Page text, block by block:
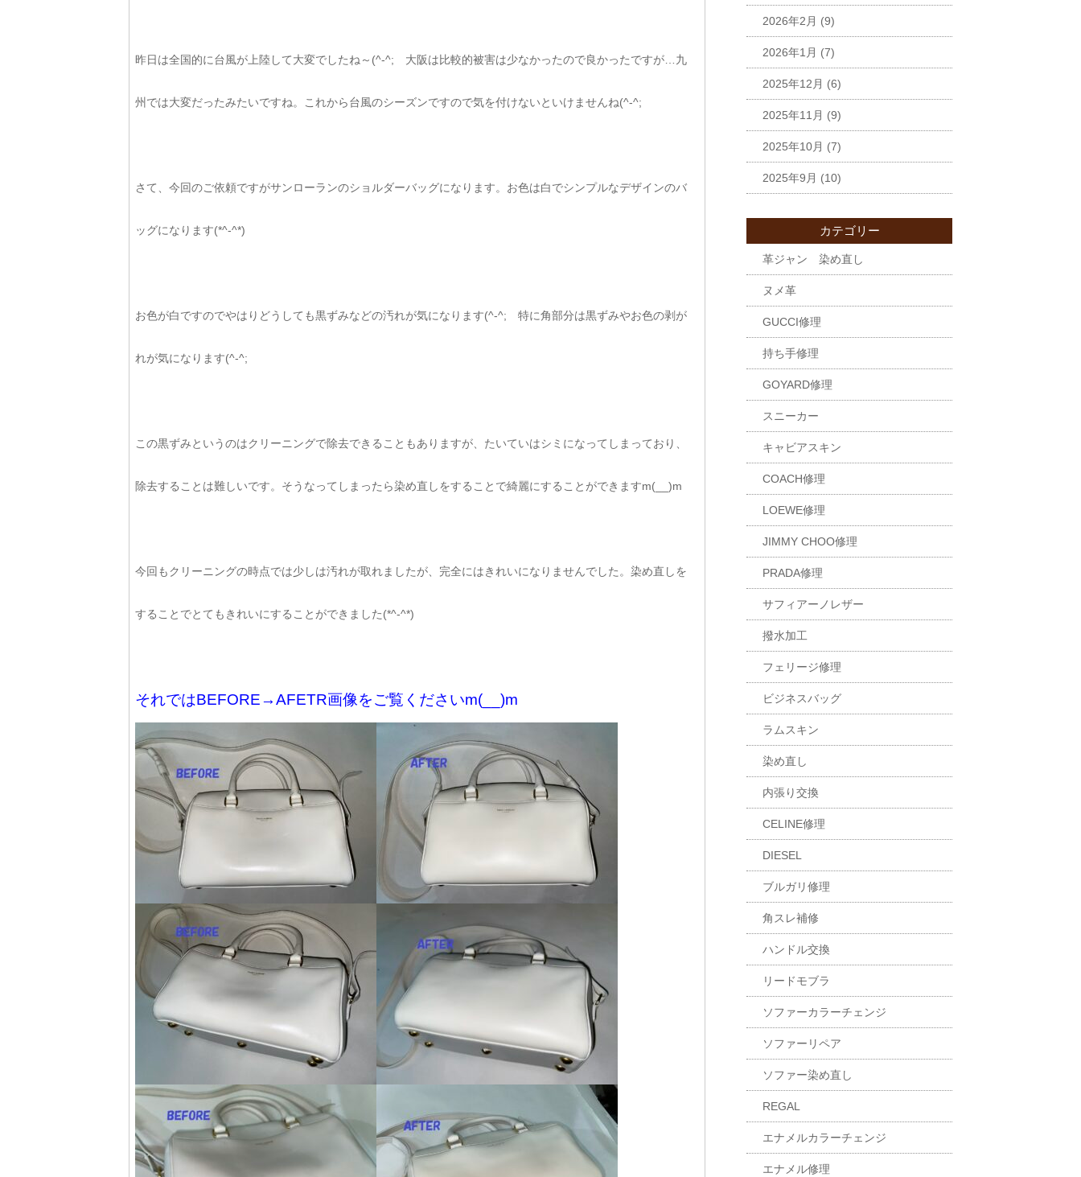
昨日は全国的に台風が上陸して大変でしたね～(^-^; 大阪は比較的被害は少なかったので良かったですが…九
州では大変だったみたいですね。これから台風のシーズンですので気を付けないといけませんね(^-^;
さて、今回のご依頼ですがサンローランのショルダーバッグになります。お色は白でシンプルなデザインのバ
ッグになります(*^-^*)
お色が白ですのでやはりどうしても黒ずみなどの汚れが気になります(^-^; 特に角部分は黒ずみやお色の剥が
れが気になります(^-^;
この黒ずみというのはクリーニングで除去できることもありますが、たいていはシミになってしまっており、
除去することは難しいです。そうなってしまったら染め直しをすることで綺麗にすることができますm(__)m
今回もクリーニングの時点では少しは汚れが取れましたが、完全にはきれいになりませんでした。染め直しを
することでとてもきれいにすることができました(*^-^*)
それではBEFORE→AFETR画像をご覧くださいm(__)m
2026年2月 (9)
2026年1月 (7)
2025年12月 (6)
2025年11月 (9)
2025年10月 (7)
2025年9月 (10)
カテゴリー
革ジャン 染め直し
ヌメ革
GUCCI修理
持ち手修理
GOYARD修理
スニーカー
キャビアスキン
COACH修理
LOEWE修理
JIMMY CHOO修理
PRADA修理
サフィアーノレザー
撥水加工
フェリージ修理
ビジネスバッグ
ラムスキン
染め直し
内張り交換
CELINE修理
DIESEL
ブルガリ修理
角スレ補修
ハンドル交換
リードモブラ
ソファーカラーチェンジ
ソファーリペア
ソファー染め直し
REGAL
エナメルカラーチェンジ
エナメル修理